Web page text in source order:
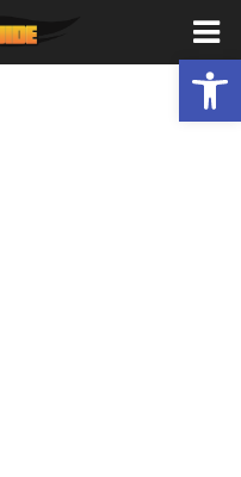
פתח סרגל נגישות